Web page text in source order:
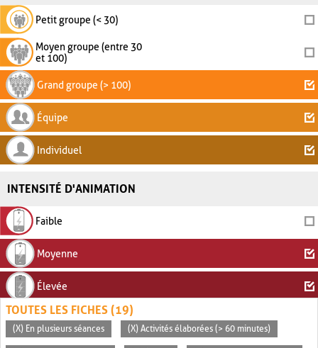
Petit groupe (< 30)
Moyen groupe (entre 30
et 100)
Grand groupe (> 100)
Équipe
Individuel
INTENSITÉ D'ANIMATION
Faible
Moyenne
Élevée
TOUTES LES FICHES (19)
(X) En plusieurs séances (X) Activités élaborées (> 60 minutes)